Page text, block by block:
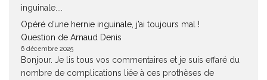
inguinale....
Opéré d’une hernie inguinale, j’ai toujours mal !
Question de Arnaud Denis
6 décembre 2025
Bonjour. Je lis tous vos commentaires et je suis effaré du
nombre de complications liée à ces prothèses de